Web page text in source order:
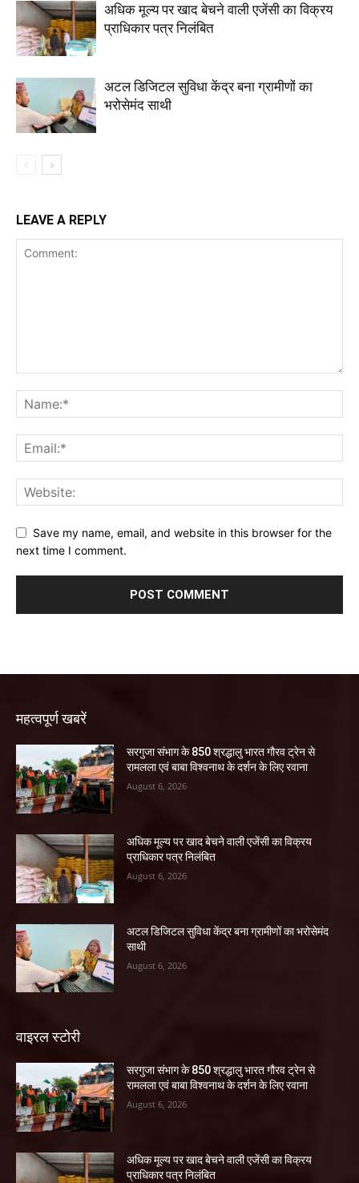
अधिक मूल्य पर खाद बेचने वाली एजेंसी का विक्रय
प्राधिकार पत्र निलंबित
अटल डिजिटल सुविधा केंद्र बना ग्रामीणों का
भरोसेमंद साथी
LEAVE A REPLY
Save my name, email, and website in this browser for the
next time I comment.
महत्वपूर्ण खबरें
सरगुजा संभाग के 850 श्रद्धालु भारत गौरव ट्रेन से
रामलला एवं बाबा विश्वनाथ के दर्शन के लिए रवाना
August 6, 2026
अधिक मूल्य पर खाद बेचने वाली एजेंसी का विक्रय
प्राधिकार पत्र निलंबित
August 6, 2026
अटल डिजिटल सुविधा केंद्र बना ग्रामीणों का भरोसेमंद
साथी
August 6, 2026
वाइरल स्टोरी
सरगुजा संभाग के 850 श्रद्धालु भारत गौरव ट्रेन से
रामलला एवं बाबा विश्वनाथ के दर्शन के लिए रवाना
August 6, 2026
अधिक मूल्य पर खाद बेचने वाली एजेंसी का विक्रय
प्राधिकार पत्र निलंबित